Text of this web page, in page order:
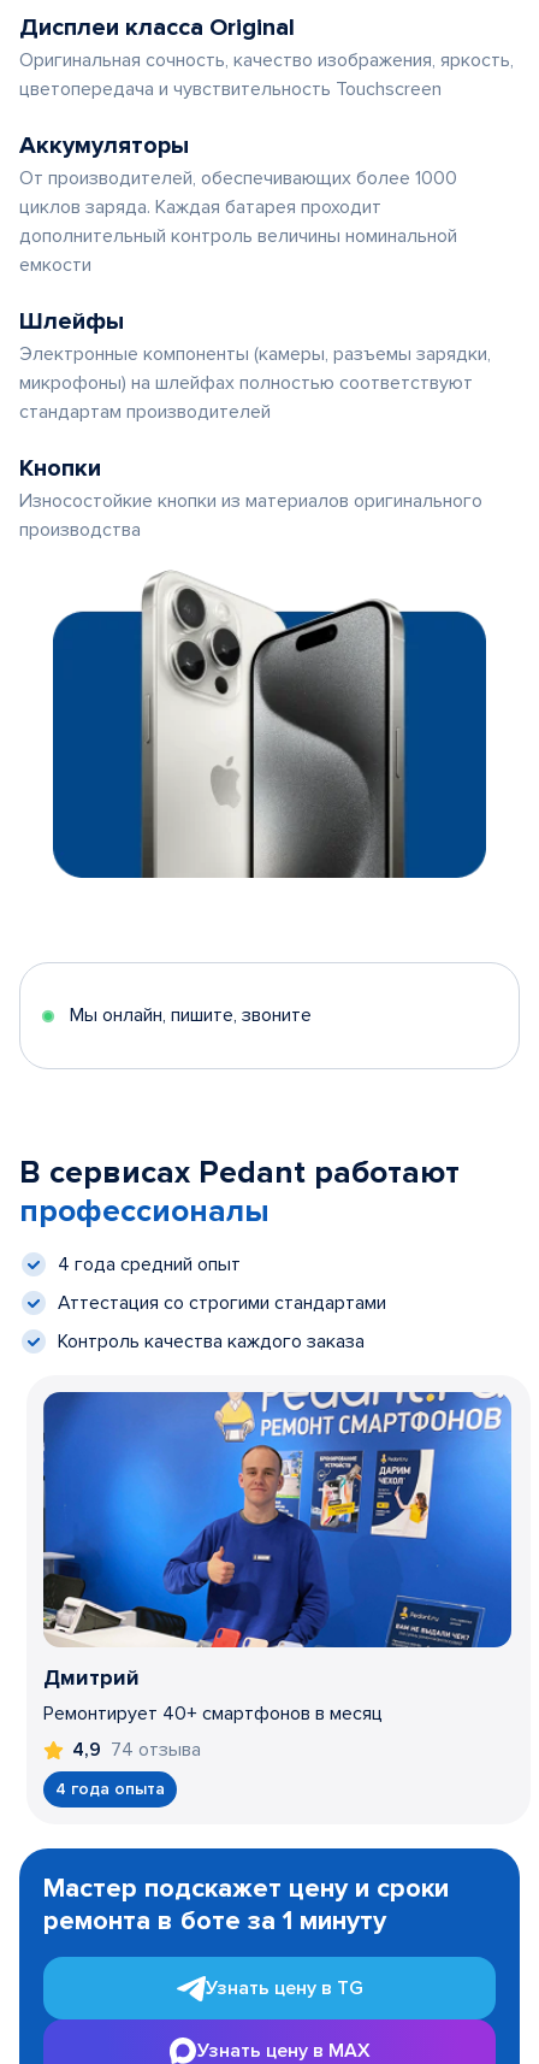
Дисплеи класса Original
Оригинальная сочность, качество изображения, яркость,
цветопередача и чувствительность Touchscreen
Аккумуляторы
От производителей, обеспечивающих более 1000
циклов заряда. Каждая батарея проходит
дополнительный контроль величины номинальной
емкости
Шлейфы
Электронные компоненты (камеры, разъемы зарядки,
микрофоны) на шлейфах полностью соответствуют
стандартам производителей
Кнопки
Износостойкие кнопки из материалов оригинального
производства
Мы онлайн, пишите, звоните
В сервисах Pedant работают
профессионалы
4 года средний опыт
Аттестация со строгими стандартами
Контроль качества каждого заказа
Дмитрий
Ремонтирует 40+ смартфонов в месяц
4,9 74 отзыва
4 года опыта
1
Мастер подскажет цену и сроки
ремонта в боте за 1 минуту
Узнать цену в TG
Узнать цену в MAX